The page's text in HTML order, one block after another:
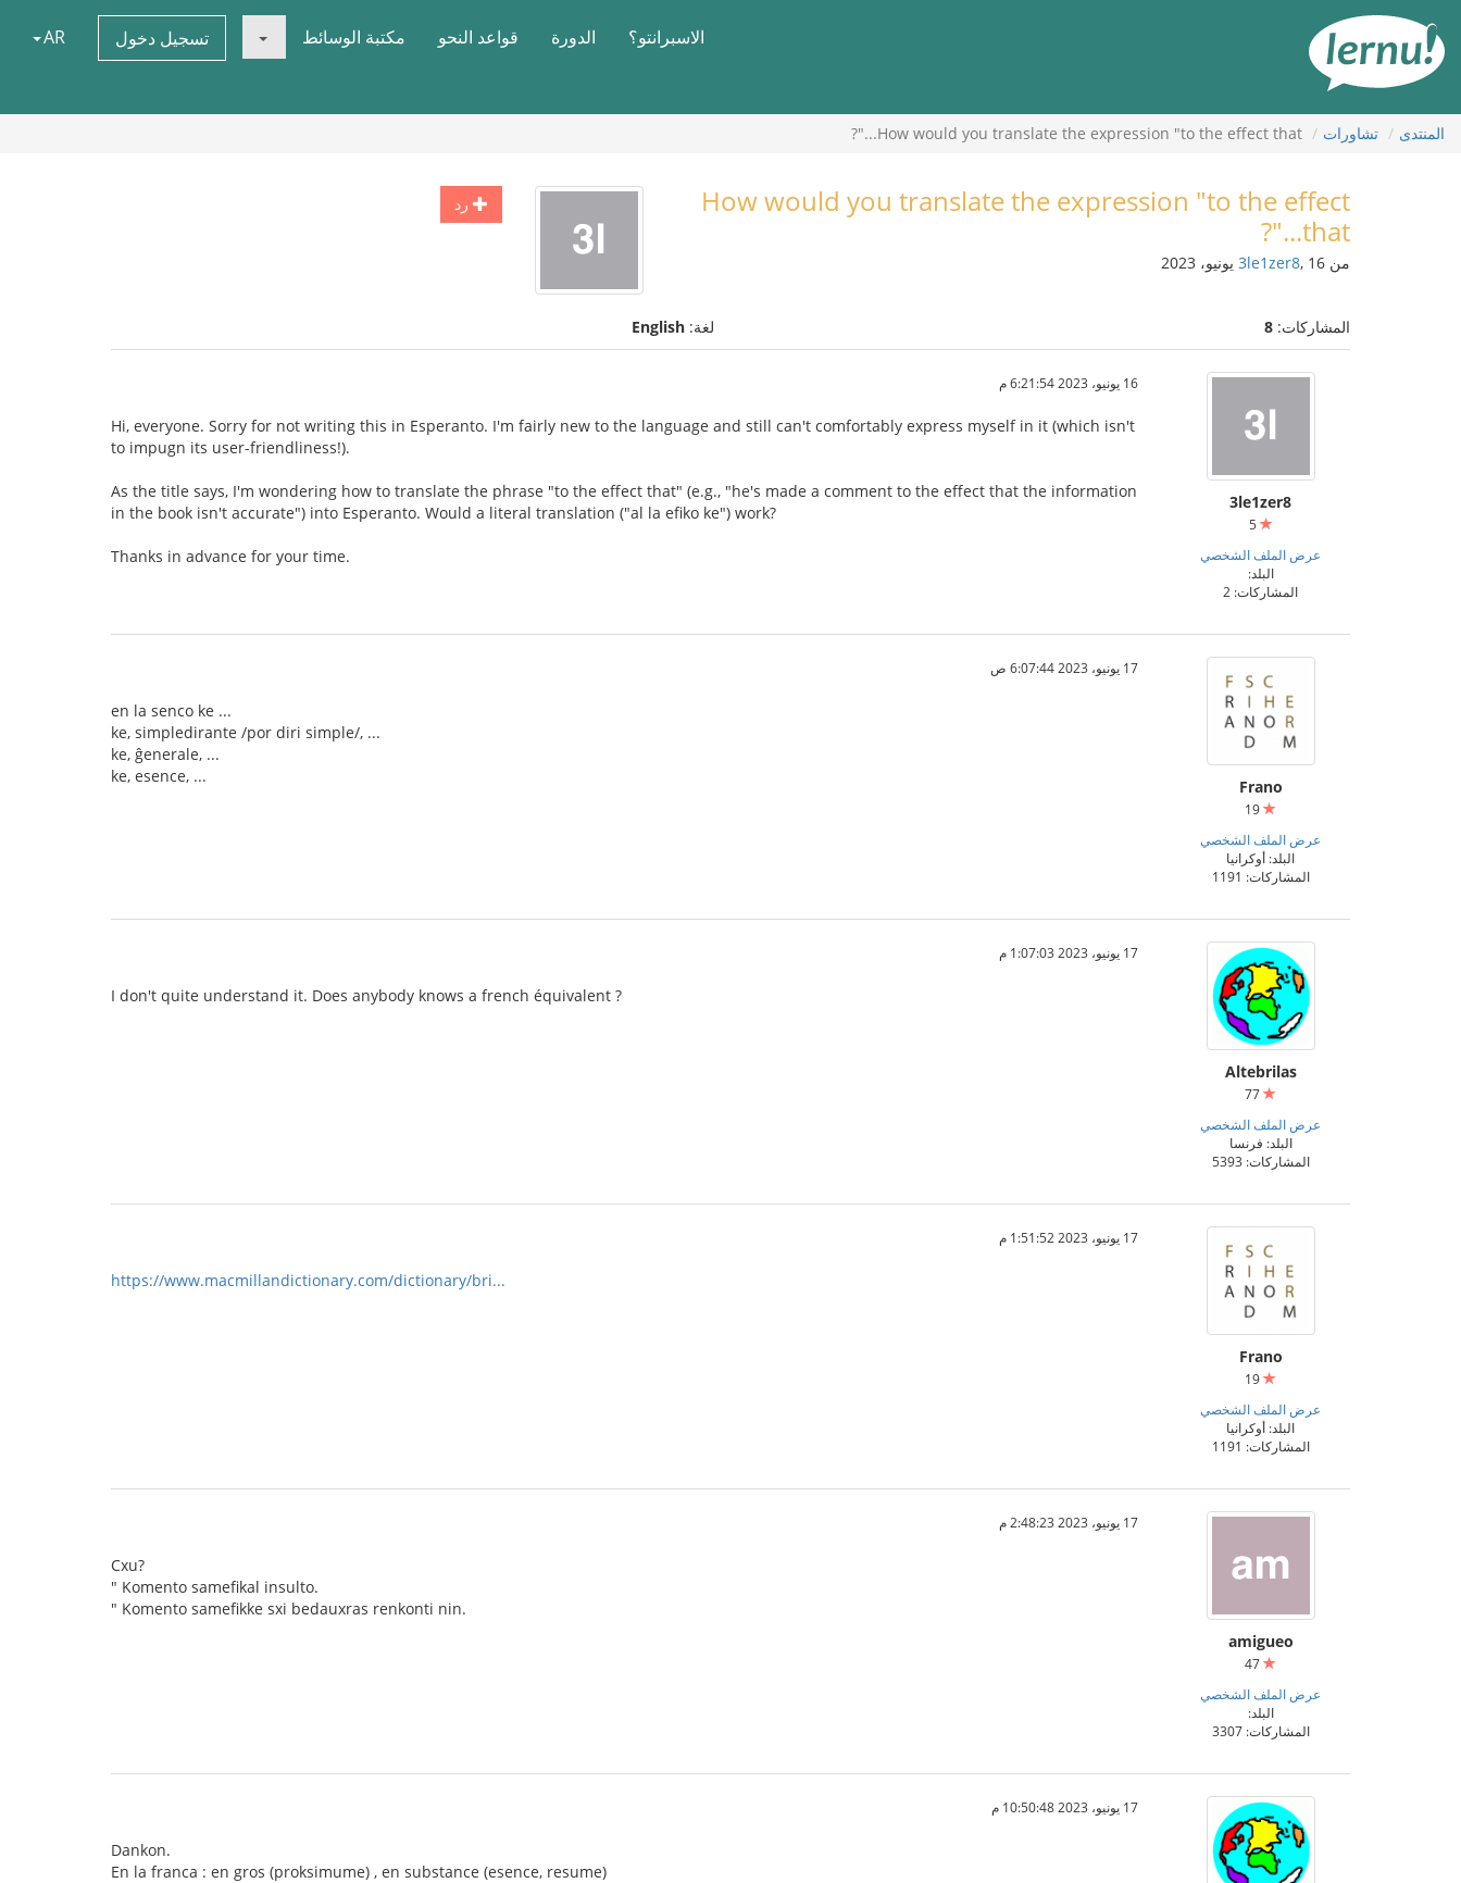
المحتويات
الاسبرانتو؟ الدورة قواعد النحو مكتبة الوسائط تسجيل دخول AR
المنتدى تشاورات How would you translate the expression "to the effect that..."?
رد
How would you translate the expression "to the effect
that..."?
من 3le1zer8, 16 يونيو، 2023
المشاركات: 8 لغة: English
3le1zer8
5
عرض الملف الشخصي
البلد:
المشاركات: 2
16 يونيو، 2023 6:21:54 م
Hi, everyone. Sorry for not writing this in Esperanto. I'm fairly new to the language and still can't comfortably express myself in it (which isn't
to impugn its user-friendliness!).
As the title says, I'm wondering how to translate the phrase "to the effect that" (e.g., "he's made a comment to the effect that the information
in the book isn't accurate") into Esperanto. Would a literal translation ("al la efiko ke") work?
Thanks in advance for your time.
Frano
عرض الملف الشخصي
البلد: أوكرانيا
المشاركات: 1191
17 يونيو، 2023 6:07:44 ص
en la senco ke ...
ke, simpledirante /por diri simple/, ...
ke, ĝenerale, ...
ke, esence, ...
Altebrilas
عرض الملف الشخصي
البلد: فرنسا
المشاركات: 5393
17 يونيو، 2023 1:07:03 م
I don't quite understand it. Does anybody knows a french équivalent ?
Frano
عرض الملف الشخصي
البلد: أوكرانيا
المشاركات: 1191
17 يونيو، 2023 1:51:52 م
https://www.macmillandictionary.com/dictionary/bri...
amigueo
عرض الملف الشخصي
البلد:
المشاركات: 3307
17 يونيو، 2023 2:48:23 م
Cxu?
" Komento samefikal insulto.
" Komento samefikke sxi bedauxras renkonti nin.
17 يونيو، 2023 10:50:48 م
Dankon.
En la franca : en gros (proksimume) , en substance (esence, resume)